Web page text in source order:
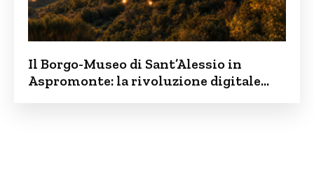
Il Borgo-Museo di Sant’Alessio in
Aspromonte: la rivoluzione digitale